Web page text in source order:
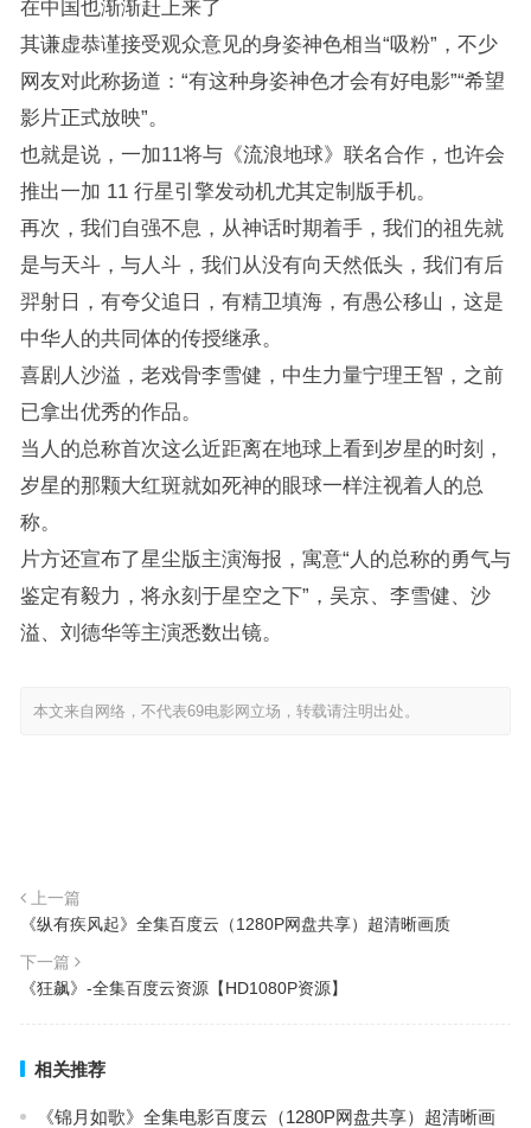
在中国也渐渐赶上来了
其谦虚恭谨接受观众意见的身姿神色相当“吸粉”，不少
网友对此称扬道：“有这种身姿神色才会有好电影”“希望
影片正式放映”。
也就是说，一加11将与《流浪地球》联名合作，也许会
推出一加 11 行星引擎发动机尤其定制版手机。
再次，我们自强不息，从神话时期着手，我们的祖先就
是与天斗，与人斗，我们从没有向天然低头，我们有后
羿射日，有夸父追日，有精卫填海，有愚公移山，这是
中华人的共同体的传授继承。
喜剧人沙溢，老戏骨李雪健，中生力量宁理王智，之前
已拿出优秀的作品。
当人的总称首次这么近距离在地球上看到岁星的时刻，
岁星的那颗大红斑就如死神的眼球一样注视着人的总
称。
片方还宣布了星尘版主演海报，寓意“人的总称的勇气与
鉴定有毅力，将永刻于星空之下”，吴京、李雪健、沙
溢、刘德华等主演悉数出镜。
本文来自网络，不代表69电影网立场，转载请注明出处。
上一篇
《纵有疾风起》全集百度云（1280P网盘共享）超清晰画质
下一篇
《狂飙》-全集百度云资源【HD1080P资源】
相关推荐
《锦月如歌》全集电影百度云（1280P网盘共享）超清晰画